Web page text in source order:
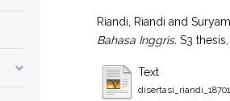
Riandi, Riandi and
Bahasa Inggris. S3
Text